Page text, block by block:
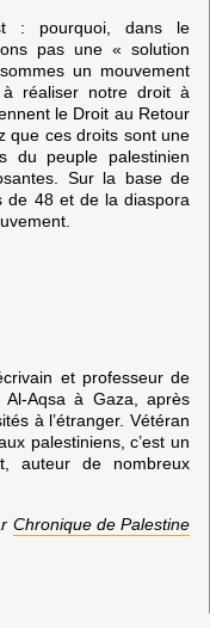
: pourquoi, dans le
pas une « solution
un mouvement
réaliser notre droit à
le Droit au Retour
que ces droits sont une
du peuple palestinien
Sur la base de
de 48 et de la diaspora
et professeur de
Al-Aqsa à Gaza, après
à l’étranger. Vétéran
palestiniens, c’est un
auteur de nombreux
Chronique de Palestine